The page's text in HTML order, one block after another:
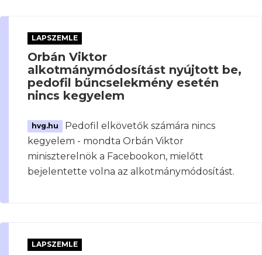
LAPSZEMLE
Orbán Viktor
alkotmánymódosítást nyújtott be,
pedofil bűncselekmény esetén
nincs kegyelem
hvg.hu
Pedofil elkövetők számára nincs
kegyelem - mondta Orbán Viktor
miniszterelnök a Facebookon, mielőtt
bejelentette volna az alkotmánymódosítást.
LAPSZEMLE